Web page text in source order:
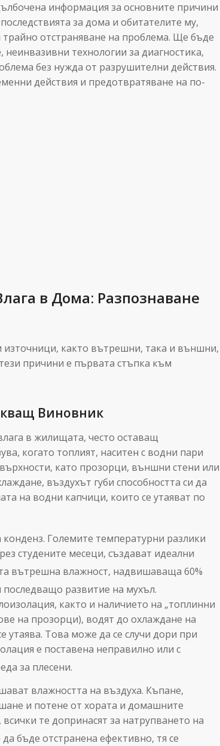
информация за основните причини
за дома и обитателите му,
отстраняване на проблема. Ще бъде
технологии за диагностика,
без нужда от разрушителни действия.
действия и предотвратяване на по-
в Дома: Разпознаване
както вътрешни, така и външни,
причини е първата стъпка към
Виновник
в жилищата, често оставащ
когато топлият, наситен с водни пари
като прозорци, външни стени или
въздухът губи способността си да
на водни капчици, които се утаяват по
Големите температурни разлики
студените месеци, създават идеални
вътрешна влажност, надвишаваща 60%
развитие на мухъл.
както и наличието на „топлинни
на прозорци), водят до охлаждане на
утаява. Това може да се случи дори при
е поставена неправилно или с
за плесени.
влажността на въздуха. Къпане,
и потене от хората и домашните
те допринасят за натрупването на
бъде отстранена ефективно, тя се